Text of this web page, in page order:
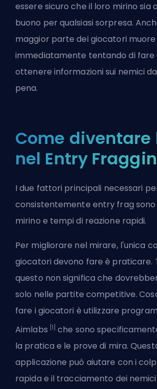
essere sicuro che il loro mirino sia
buono per qualsiasi sorpresa.
maggior parte dei giocatori muore
immediatamente tentando di fare
ottenere informazioni sui nemici
pena.
Come diventare
nel Entry
I due fattori principali necessari
consistentemente entry frag sono
mirino e tempi di reazione rapidi.
Per migliorare nel mirare, l'unica
giocatori devono fare è praticare.
questo non significa che
solo nelle partite competitive.
fare i giocatori è utilizzare
Aimlabs [1] che sono
la pratica e le prove di mira.
applicazione può aiutare con i
rapida e il tracciamento dei nemici.